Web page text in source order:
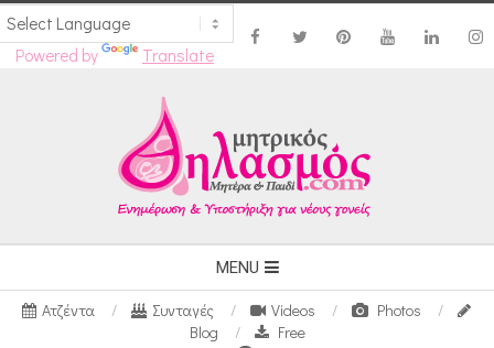
Powered by Translate
Navigation
Menu
MENU
Ατζέντα Συνταγές Videos
Photos
Blog
Free